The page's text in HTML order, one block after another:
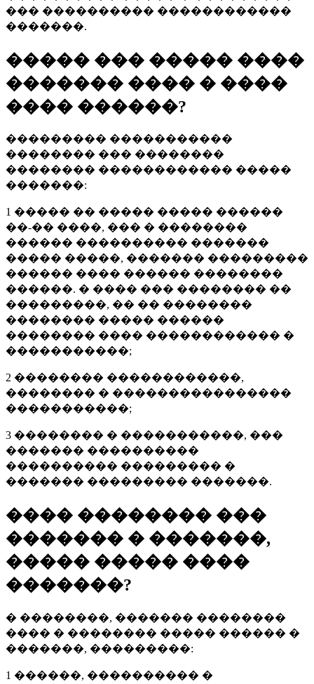
��� ���������� ������������
�������.
����� ��� ����� ����
������� ���� � ����
���� ������?
��������� �����������
�������� ��� ��������
�������� ������������ �����
�������:
1 ����� �� ����� ����� ������
��-�� ����, ��� � ��������
������ ���������� �������
����� �����, ������� ���������
������ ���� ������ ��������
������. � ���� ��� �������� ��
���������, �� �� ��������
�������� ����� ������
�������� ���� ������������ �
�����������;
2 �������� ������������,
�������� � ����������������
�����������;
3 �������� � �����������, ���
������� ����������
���������� ��������� �
������� ��������� �������.
���� �������� ���
������� � �������,
����� ����� ����
�������?
� ��������, ������� ��������
���� � �������� ����� ������ �
�������, ���������:
1 ������, ���������� �